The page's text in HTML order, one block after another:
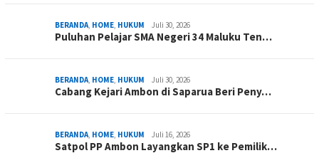
BERANDA, HOME, HUKUM Juli 30, 2026
Puluhan Pelajar SMA Negeri 34 Maluku Ten…
BERANDA, HOME, HUKUM Juli 30, 2026
Cabang Kejari Ambon di Saparua Beri Peny…
BERANDA, HOME, HUKUM Juli 16, 2026
Satpol PP Ambon Layangkan SP1 ke Pemilik…